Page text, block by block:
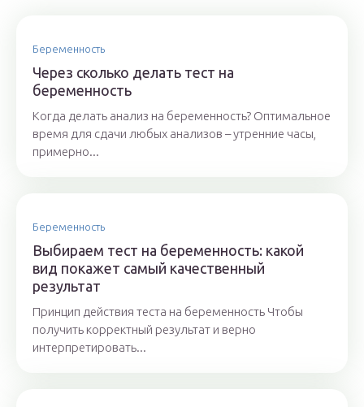
Беременность
Через сколько делать тест на
беременность
Когда делать анализ на беременность? Оптимальное
время для сдачи любых анализов – утренние часы,
примерно...
Беременность
Выбираем тест на беременность: какой
вид покажет самый качественный
результат
Принцип действия теста на беременность Чтобы
получить корректный результат и верно
интерпретировать...